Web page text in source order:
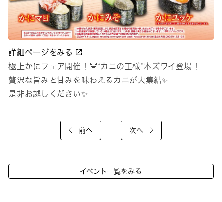
詳細ページをみる
極上かにフェア開催！🦀“カニの王様”本ズワイ登場！
贅沢な旨みと甘みを味わえるカニが大集結✨
是非お越しください✨
前へ 次へ
イベント一覧をみる